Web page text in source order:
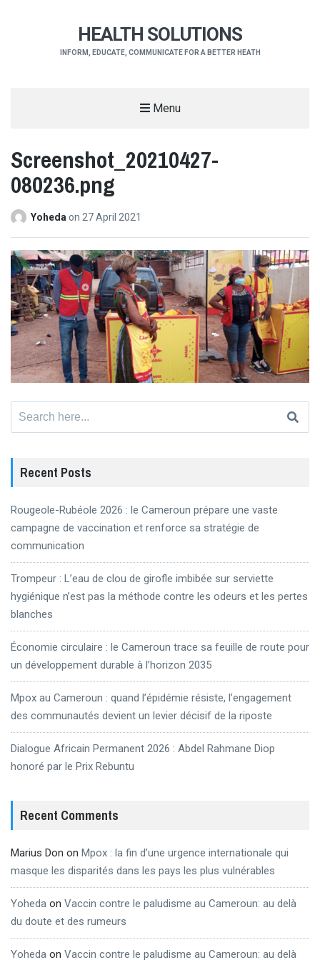
HEALTH SOLUTIONS
INFORM, EDUCATE, COMMUNICATE FOR A BETTER HEATH
Menu
Screenshot_20210427-
080236.png
Yoheda on 27 April 2021
Recent Posts
Rougeole-Rubéole 2026 : le Cameroun prépare une vaste
campagne de vaccination et renforce sa stratégie de
communication
Trompeur : L’eau de clou de girofle imbibée sur serviette
hygiénique n’est pas la méthode contre les odeurs et les pertes
blanches
Économie circulaire : le Cameroun trace sa feuille de route pour
un développement durable à l’horizon 2035
Mpox au Cameroun : quand l’épidémie résiste, l’engagement
des communautés devient un levier décisif de la riposte
Dialogue Africain Permanent 2026 : Abdel Rahmane Diop
honoré par le Prix Rebuntu
Recent Comments
Marius Don on Mpox : la fin d’une urgence internationale qui
masque les disparités dans les pays les plus vulnérables
Yoheda on Vaccin contre le paludisme au Cameroun: au delà
du doute et des rumeurs
Yoheda on Vaccin contre le paludisme au Cameroun: au delà